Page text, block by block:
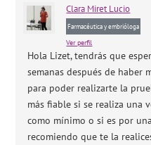
Clara Miret Lucio
Farmacéutica y embrióloga
Ver perfil
Hola Lizet, tendrás que
semanas después de haber
para poder realizarte la
más fiable si se realiza una
como mínimo o si es por
recomiendo que te la